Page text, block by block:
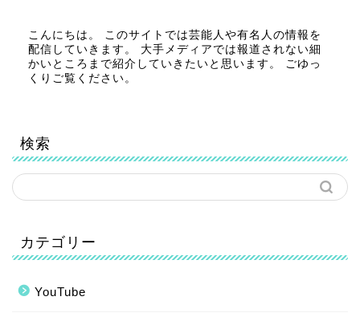
こんにちは。 このサイトでは芸能人や有名人の情報を
配信していきます。 大手メディアでは報道されない細
かいところまで紹介していきたいと思います。 ごゆっ
くりご覧ください。
検索
カテゴリー
YouTube